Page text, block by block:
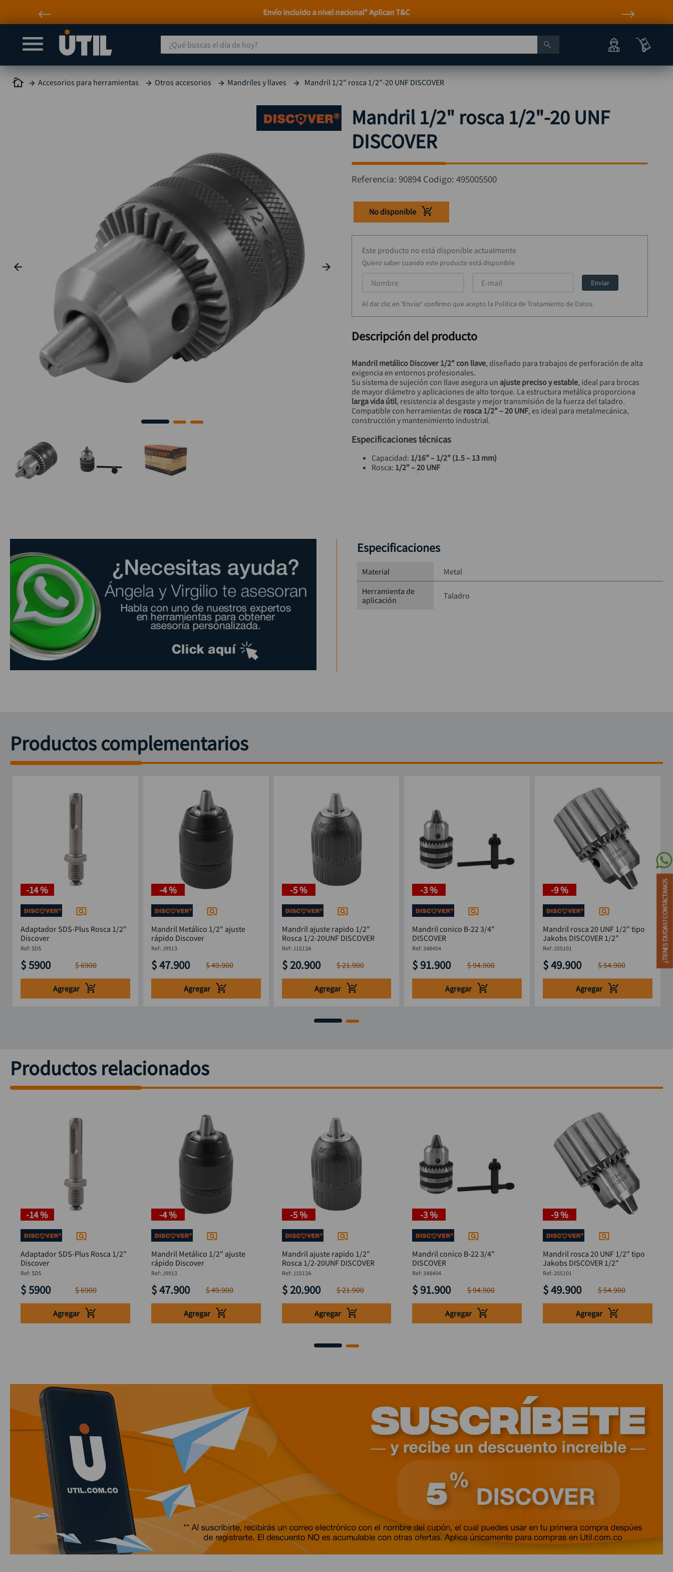
Envío incluido a nivel nacional* Aplican T&C
¿Qué buscas el día de hoy?
Accesorios para herramientas Otros accesorios Mandriles y llaves Mandril 1/2" rosca 1/2"-20 UNF DISCOVER
Mandril 1/2" rosca 1/2"-20 UNF
DISCOVER
Referencia: 90894 Codigo: 495005500
No disponible
Este producto no está disponible actualmente
Quiero saber cuando este producto está disponible
Enviar
Al dar clic en 'Enviar' confirmo que acepto la Política de Tratamiento de Datos.
Descripción del producto
Mandril metálico Discover 1/2" con llave, diseñado para trabajos de perforación de alta
exigencia en entornos profesionales.
Su sistema de sujeción con llave asegura un ajuste preciso y estable, ideal para brocas
de mayor diámetro y aplicaciones de alto torque. La estructura metálica proporciona
larga vida útil, resistencia al desgaste y mejor transmisión de la fuerza del taladro.
Compatible con herramientas de rosca 1/2" – 20 UNF, es ideal para metalmecánica,
construcción y mantenimiento industrial.
Especificaciones técnicas
Capacidad: 1/16” – 1/2” (1.5 – 13 mm)
Rosca: 1/2" – 20 UNF
Metálico
Especificaciones
Material
Metal
Herramienta de
aplicación
Taladro
Productos complementarios
-14 %
Adaptador SDS-Plus Rosca 1/2"
Discover
: SDS
$5900 $6900
Agregar
-4 %
Mandril Metálico 1/2" ajuste
rápido Discover
: J9913
$47.900 $49.900
Agregar
-5 %
Mandril ajuste rapido 1/2"
Rosca 1/2-20UNF DISCOVER
: J1513A
$ 20.900 $21.900
Agregar
-3 %
Mandril conico B-22 3/4"
DISCOVER
:348404
$ 91.900 $94.900
Agregar
-9 %
Mandril rosca 20 UNF 1/2" tipo
Jakobs DISCOVER 1/2"
:205101
$49.900 $54.900
Agregar
Productos relacionados
-14 %
Adaptador SDS-Plus Rosca 1/2"
Discover
: SDS
$5900 $6900
Agregar
-4 %
Mandril Metálico 1/2" ajuste
rápido Discover
: J9913
$47.900 $49.900
Agregar
-5 %
Mandril ajuste rapido 1/2"
Rosca 1/2-20UNF DISCOVER
: J1513A
$ 20.900 $21.900
Agregar
-3 %
Mandril conico B-22 3/4"
DISCOVER
:348404
$ 91.900 $94.900
Agregar
-9 %
Mandril rosca 20 UNF 1/2" tipo
Jakobs DISCOVER 1/2"
:205101
$49.900 $54.900
Agregar
TÉRMINOS MÁS BUSCADOS
1. taladro
compresor
. broca
7 . hidrolavadora
8. rueda
9 . taladro inalámbrico
10. alicate